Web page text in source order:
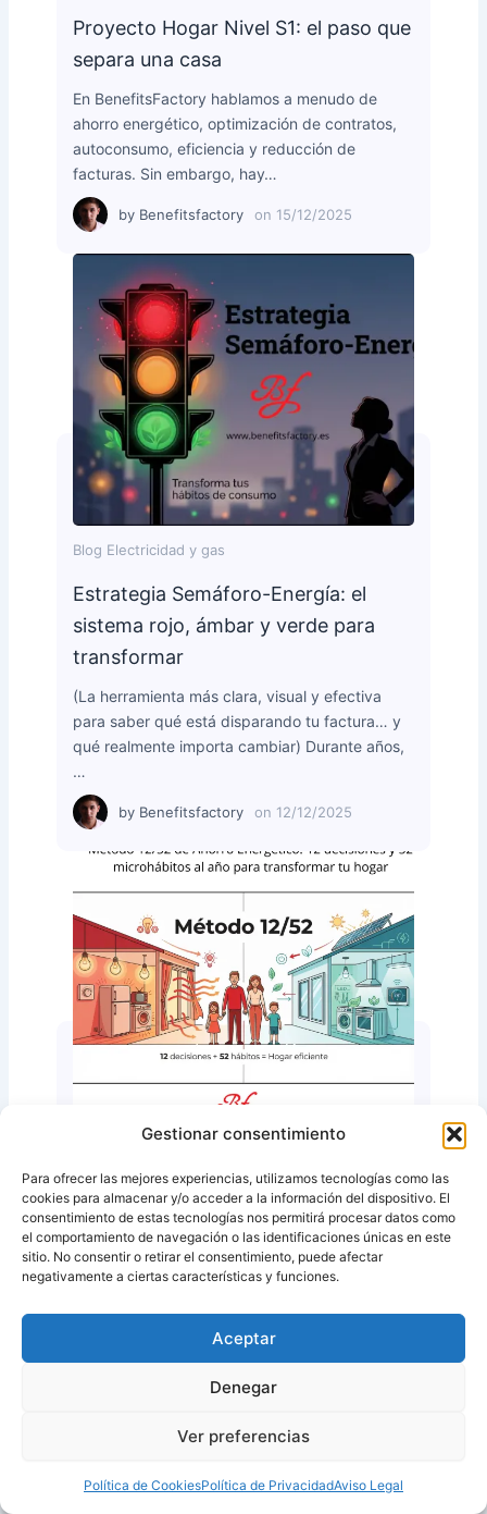
Gestionar consentimiento
Para ofrecer las mejores experiencias, utilizamos tecnologías como las
cookies para almacenar y/o acceder a la información del dispositivo. El
consentimiento de estas tecnologías nos permitirá procesar datos como
el comportamiento de navegación o las identificaciones únicas en este
sitio. No consentir o retirar el consentimiento, puede afectar
negativamente a ciertas características y funciones.
Aceptar
Denegar
Ver preferencias
Política de CookiesPolítica de PrivacidadAviso Legal
Proyecto Hogar Nivel S1: el paso que
separa una casa
En BenefitsFactory hablamos a menudo de
ahorro energético, optimización de contratos,
autoconsumo, eficiencia y reducción de
facturas. Sin embargo, hay…
by Benefitsfactory on 15/12/2025
Blog Electricidad y gas
Estrategia Semáforo-Energía: el
sistema rojo, ámbar y verde para
transformar
(La herramienta más clara, visual y efectiva
para saber qué está disparando tu factura… y
qué realmente importa cambiar) Durante años,
…
by Benefitsfactory on 12/12/2025
Método 12/52 de Ahorro Energético:
12 decisiones y 52 microhábitos
(El sistema más completo, realista y sostenible
para ahorrar energía en 2025-2026 sin perder
confort) Durante años, en España hemos
Benefitsfactory